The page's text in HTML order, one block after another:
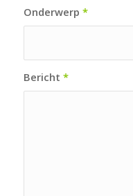
Onderwerp *
Bericht *